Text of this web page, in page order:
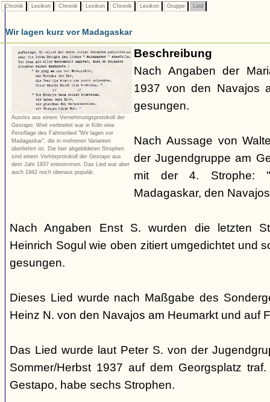
Chronik Lexikon Chronik Lexikon Chronik Lexikon Gruppe Lied
Wir lagen kurz vor Madagaskar
Ausriss aus einem Vernehmungsprotokoll der
Gestapo: Weit verbreitet war in Köln eine
Persiflage des Fahrtenlied "Wir lagen vor
Madagaskar", die in mehreren Varianten
überliefert ist. Die hier abgebildeten Strophen
sind einem Verhörprotokoll der Gestapo aus
dem Jahr 1937 entnommen. Das Lied war aber
auch 1942 noch überaus populär.
Beschreibung
Nach Angaben der
1937 von den Navajos
gesungen.
Nach Aussage von
der Jugendgruppe am
mit der 4. Strophe:
Madagaskar, den
Nach Angaben Enst S. wurden die letzten
Heinrich Sogul wie oben zitiert umgedichtet und
gesungen.
Dieses Lied wurde nach Maßgabe des
Heinz N. von den Navajos am Heumarkt und auf
Das Lied wurde laut Peter S. von der
Sommer/Herbst 1937 auf dem Georgsplatz
Gestapo, habe sechs Strophen.